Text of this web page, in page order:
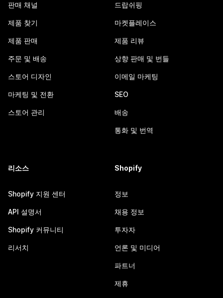
판매 채널
제품 찾기
제품 판매
주문 및 배송
스토어 디자인
마케팅 및 전환
스토어 관리
드랍쉬핑
마켓플레이스
제품 리뷰
상향 판매 및 번들
이메일 마케팅
SEO
배송
통화 및 번역
리소스
Shopify 지원 센터
API 설명서
Shopify 커뮤니티
리서치
Shopify
정보
채용 정보
투자자
언론 및 미디어
파트너
제휴